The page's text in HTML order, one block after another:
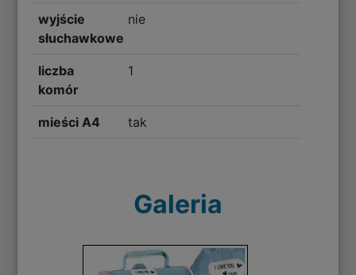
wyjście
słuchawkowe
nie
liczba
komór
1
mieści A4 tak
Galeria